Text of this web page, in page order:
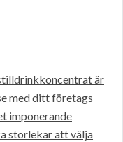
är
med ditt företags
imponerande
storlekar att välja